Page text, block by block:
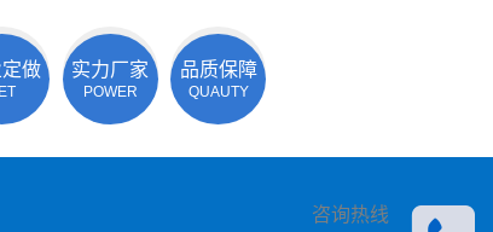
做 实力厂家
POWER
品质保障
QUAUTY
咨询热线